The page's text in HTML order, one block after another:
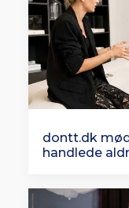
dontt.dk
handlede